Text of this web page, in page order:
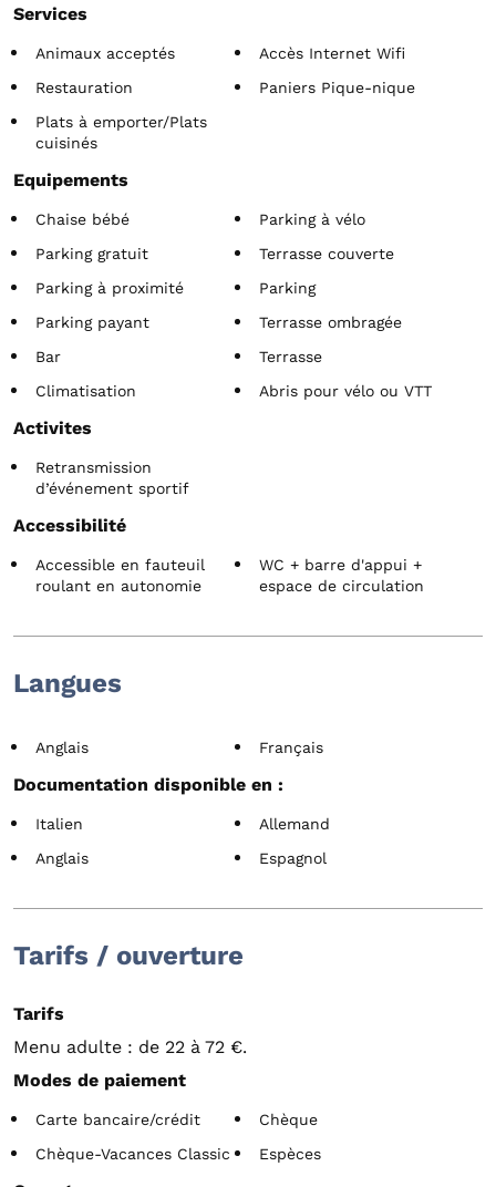
Services
Animaux acceptés
Accès Internet Wifi
Restauration
Paniers Pique-nique
Plats à emporter/Plats
cuisinés
Equipements
Chaise bébé
Parking à vélo
Parking gratuit
Terrasse couverte
Parking à proximité
Parking
Parking payant
Terrasse ombragée
Bar
Terrasse
Climatisation
Abris pour vélo ou VTT
Activites
Retransmission
d’événement sportif
Accessibilité
Accessible en fauteuil
roulant en autonomie
WC + barre d'appui +
espace de circulation
Langues
Anglais Français
Documentation disponible en :
Italien
Allemand
Anglais
Espagnol
Tarifs / ouverture
Tarifs
Menu adulte : de 22 à 72 €.
Modes de paiement
Carte bancaire/crédit
Chèque
Chèque-Vacances Classic
Espèces